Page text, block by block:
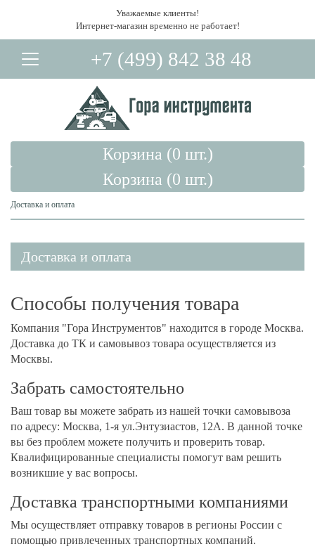
Уважаемые клиенты!
Интернет-магазин временно не работает!
+7 (499) 842 38 48
Вход в Личный Кабинет
Корзина (0 шт.)
Корзина (0 шт.)
Доставка и оплата
Доставка и оплата
Способы получения товара
Компания "Гора Инструментов" находится в городе Москва.
Доставка до ТК и самовывоз товара осуществляется из
Москвы.
Забрать самостоятельно
Ваш товар вы можете забрать из нашей точки самовывоза
по адресу: Москва, 1-я ул.Энтузиастов, 12А. В данной точке
вы без проблем можете получить и проверить товар.
Квалифицированные специалисты помогут вам решить
возникшие у вас вопросы.
Доставка транспортными компаниями
Мы осуществляет отправку товаров в регионы России с
помощью привлеченных транспортных компаний.